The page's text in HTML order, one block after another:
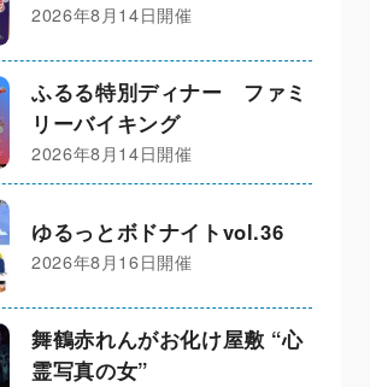
2026年8月14日開催
ふるる特別ディナー ファミ
リーバイキング
2026年8月14日開催
ゆるっとボドナイトvol.36
2026年8月16日開催
舞鶴赤れんがお化け屋敷 “心
霊写真の女”